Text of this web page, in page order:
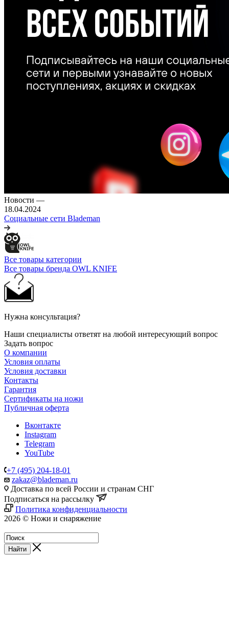
Новости —
18.04.2024
Социальные сети Blademan
Все товары категории
Все товары бренда OWL KNIFE
Нужна консультация?
Наши специалисты ответят на любой интересующий вопрос
Задать вопрос
О компании
Условия оплаты
Условия доставки
Контакты
Гарантия
Сертификаты на ножи
Публичная оферта
Вконтакте
Instagram
Telegram
YouTube
+7 (495) 204-18-01
zakaz@blademan.ru
Доставка по всей России и странам СНГ
Подписаться на рассылку
Политика конфиденциальности
2026 © Ножи и снаряжение
Найти